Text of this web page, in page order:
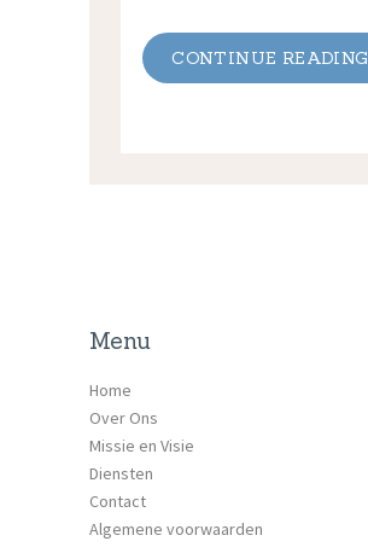
CONTINUE READING
Menu
Home
Over Ons
Missie en Visie
Diensten
Contact
Algemene voorwaarden